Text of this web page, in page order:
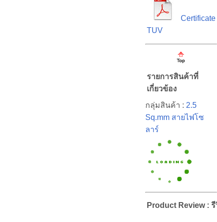
Certificate
TUV
รายการสินค้าที่
เกี่ยวข้อง
กลุ่มสินค้า : 2.5
Sq.mm สายไฟโซ
ลาร์
Product Review :